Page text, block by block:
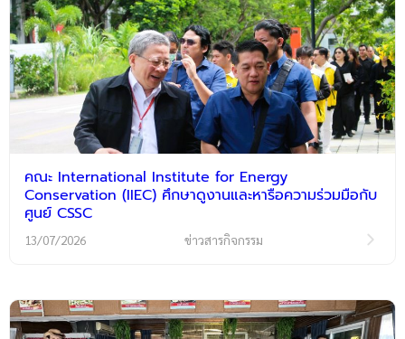
คณะ International Institute for Energy
Conservation (IIEC) ศึกษาดูงานและหารือความร่วมมือกับ
ศูนย์ CSSC
13/07/2026 ข่าวสารกิจกรรม